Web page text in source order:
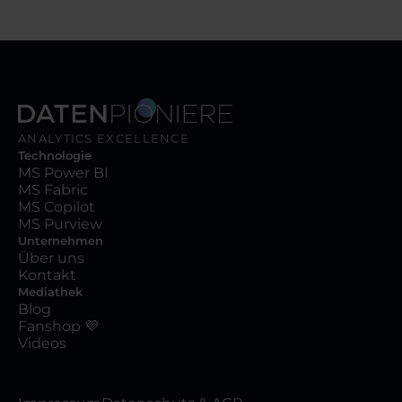
ANALYTICS EXCELLENCE
Technologie
MS Power BI
MS Fabric
MS Copilot
MS Purview
Unternehmen
Über uns
Kontakt
Mediathek
Blog
Fanshop 💜
Videos